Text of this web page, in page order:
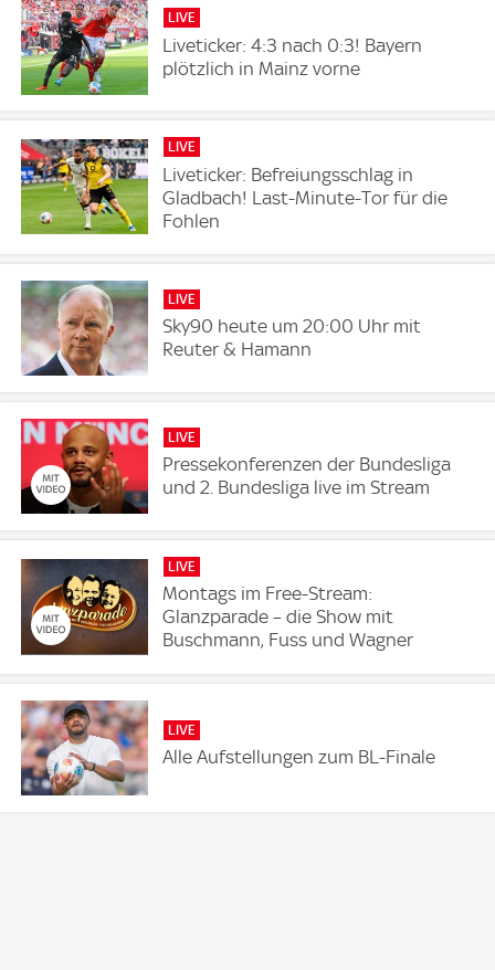
LIVE
Liveticker: 4:3 nach 0:3! Bayern
plötzlich in Mainz vorne
LIVE
Liveticker: Befreiungsschlag in
Gladbach! Last-Minute-Tor für die
Fohlen
LIVE
Sky90 heute um 20:00 Uhr mit
Reuter & Hamann
LIVE
Pressekonferenzen der Bundesliga
und 2. Bundesliga live im Stream
LIVE
Montags im Free-Stream:
Glanzparade – die Show mit
Buschmann, Fuss und Wagner
LIVE
Alle Aufstellungen zum BL-Finale